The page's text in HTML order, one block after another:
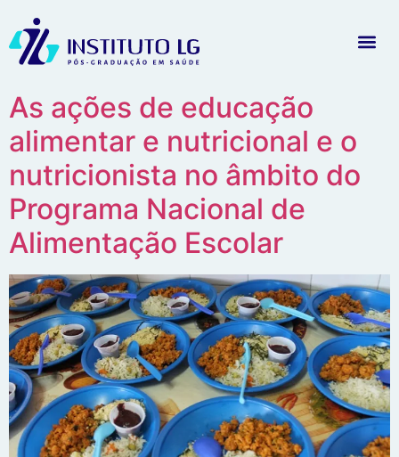
As ações de educação
alimentar e nutricional e o
nutricionista no âmbito do
Programa Nacional de
Alimentação Escolar